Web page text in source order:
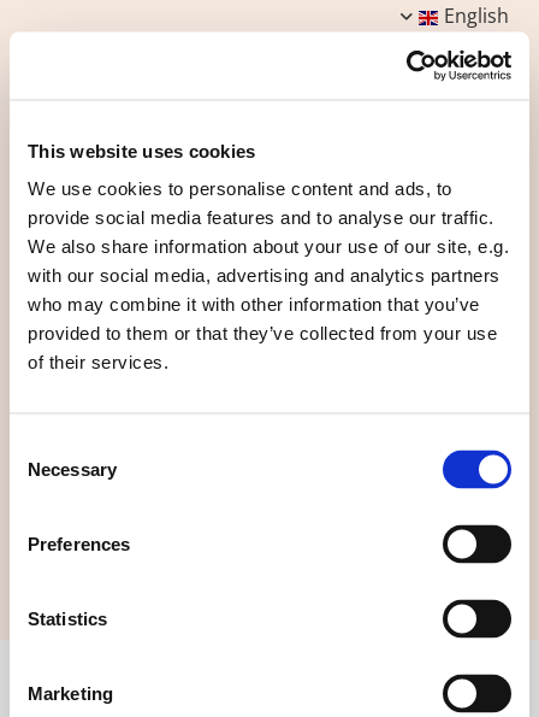
This website uses cookies
We use cookies to personalise content and ads, to
provide social media features and to analyse our traffic.
We also share information about your use of our site, e.g.
with our social media, advertising and analytics partners
who may combine it with other information that you’ve
provided to them or that they’ve collected from your use
of their services.
Selection
Necessary
Preferences
Statistics
Marketing
English
Les habitations du groupe n° 6 sont occupées par 16
personnes porteuses de handicaps ayant emménagé à
l'été 2012. Au sein du groupe, la maison commune,
composée d'une cuisine, d'une salle à manger et d'un
salon, occupe encore plus que dans les autres groupes,
Projet de longue haleine, la création de ce groupe est
l'un des symboles des efforts réalisés par l'écovillage
Find alle kontaktoplysninger her